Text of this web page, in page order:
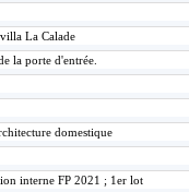
La Calade
la porte d'entrée.
domestique
interne FP 2021 ; 1er lot